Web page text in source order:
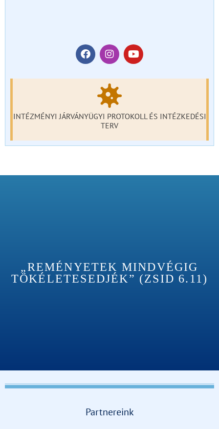
INTÉZMÉNYI JÁRVÁNYÜGYI PROTOKOLL ÉS INTÉZKEDÉSI
TERV
„REMÉNYETEK MINDVÉGIG
TÖKÉLETESEDJÉK” (ZSID 6.11)
Partnereink